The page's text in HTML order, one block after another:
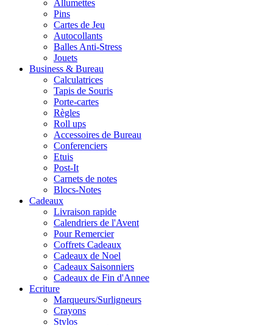
Allumettes
Pins
Cartes de Jeu
Autocollants
Balles Anti-Stress
Jouets
Business & Bureau
Calculatrices
Tapis de Souris
Porte-cartes
Règles
Roll ups
Accessoires de Bureau
Conferenciers
Etuis
Post-It
Carnets de notes
Blocs-Notes
Cadeaux
Livraison rapide
Calendriers de l'Avent
Pour Remercier
Coffrets Cadeaux
Cadeaux de Noel
Cadeaux Saisonniers
Cadeaux de Fin d'Annee
Ecriture
Marqueurs/Surligneurs
Crayons
Stylos